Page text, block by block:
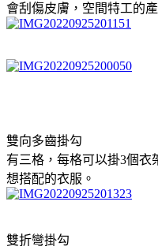
會刮傷皮膚，空間特工的
雙向多齒掛勾
有三格，每格可以掛3個衣
想搭配的衣服。
雙折彎掛勾